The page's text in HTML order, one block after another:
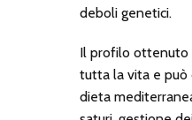
deboli genetici.
Il profilo ottenuto
tutta la vita e può
dieta